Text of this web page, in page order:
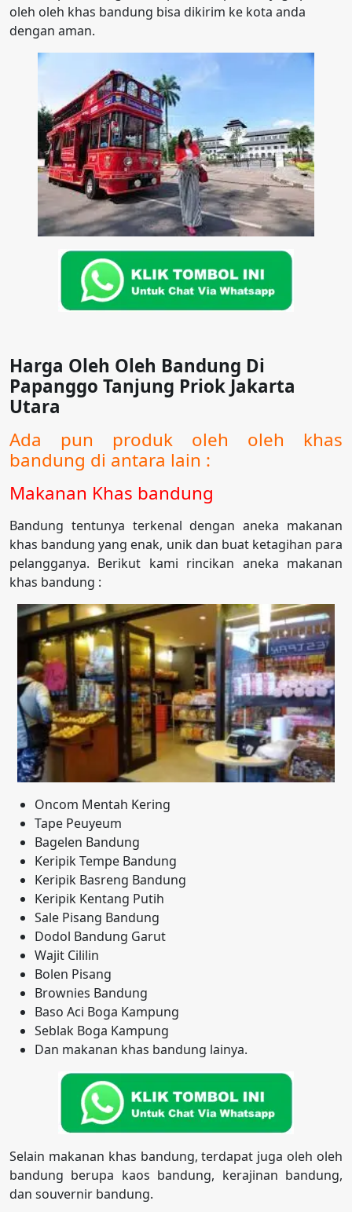
oleh oleh khas bandung bisa dikirim ke kota anda
dengan aman.
Harga Oleh Oleh Bandung Di
Papanggo Tanjung Priok Jakarta
Utara
Ada pun produk oleh oleh khas
bandung di antara lain :
Makanan Khas bandung
Bandung tentunya terkenal dengan aneka makanan
khas bandung yang enak, unik dan buat ketagihan para
pelangganya. Berikut kami rincikan aneka makanan
khas bandung :
Oncom Mentah Kering
Tape Peuyeum
Bagelen Bandung
Keripik Tempe Bandung
Keripik Basreng Bandung
Keripik Kentang Putih
Sale Pisang Bandung
Dodol Bandung Garut
Wajit Cililin
Bolen Pisang
Brownies Bandung
Baso Aci Boga Kampung
Seblak Boga Kampung
Dan makanan khas bandung lainya.
Selain makanan khas bandung, terdapat juga oleh oleh
bandung berupa kaos bandung, kerajinan bandung,
dan souvernir bandung.